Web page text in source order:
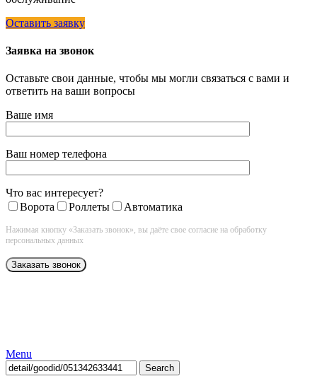
Оставить заявку
Заявка на звонок
Оставьте свои данные, чтобы мы могли связаться с вами и
ответить на ваши вопросы
Ваше имя
Ваш номер телефона
Что вас интересует?
Ворота
Роллеты Автоматика
Нажимая кнопку «Заказать звонок», вы даёте свое согласие на обработку
персональных данных
Menu
Search